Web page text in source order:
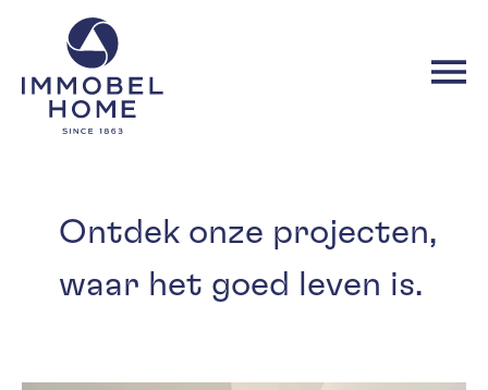
Ontdek onze projecten,
waar het goed leven is.